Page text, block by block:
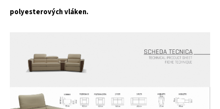
polyesterových vláken.